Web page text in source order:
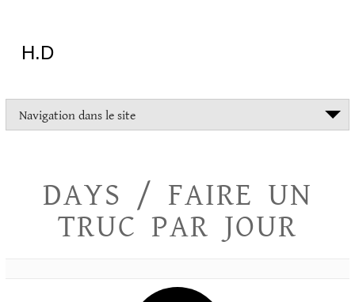
H.D
Navigation dans le site
DAYS / FAIRE UN
TRUC PAR JOUR